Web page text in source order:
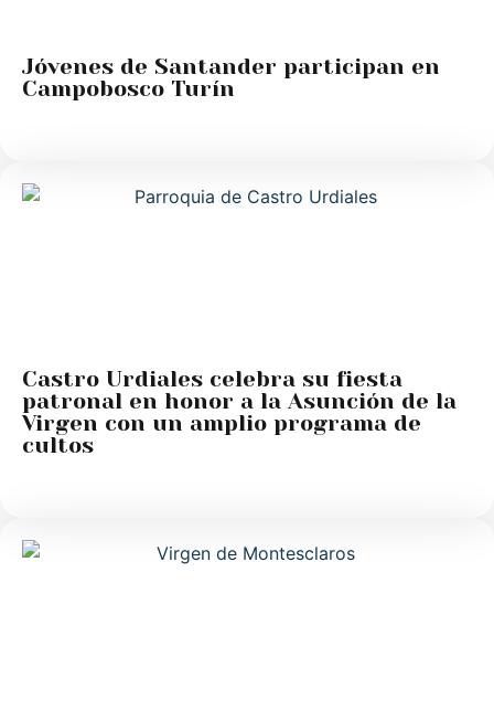
Jóvenes de Santander participan en
Campobosco Turín
Castro Urdiales celebra su fiesta
patronal en honor a la Asunción de la
Virgen con un amplio programa de
cultos